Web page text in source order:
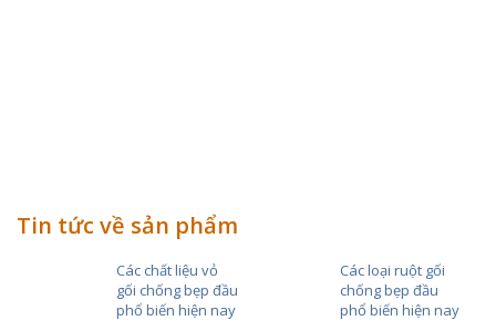
Tin tức về sản phẩm
Các chất liệu vỏ
gối chống bẹp đầu
phổ biến hiện nay
Các loại ruột gối
chống bẹp đầu
phổ biến hiện nay